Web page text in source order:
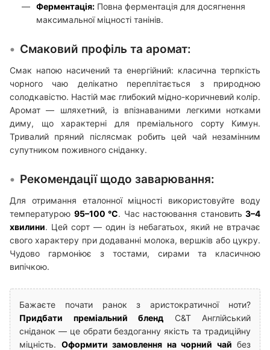
Ферментація: Повна ферментація для досягнення
максимальної міцності танінів.
Смаковий профіль та аромат:
Смак напою насичений та енергійний: класична терпкість
чорного чаю делікатно переплітається з природною
солодкавістю. Настій має глибокий мідно-коричневий колір.
Аромат — шляхетний, із впізнаваними легкими нотками
диму, що характерні для преміального сорту Кимун.
Тривалий пряний післясмак робить цей чай незамінним
супутником поживного сніданку.
Рекомендації щодо заварювання:
Для отримання еталонної міцності використовуйте воду
температурою 95–100 °C. Час настоювання становить 3–4
хвилини. Цей сорт — один із небагатьох, який не втрачає
свого характеру при додаванні молока, вершків або цукру.
Чудово гармоніює з тостами, сирами та класичною
випічкою.
Бажаєте почати ранок з аристократичної ноти?
Придбати преміальний бленд C&T Англійський
сніданок — це обрати бездоганну якість та традиційну
міцність. Оформити замовлення на чорний чай без